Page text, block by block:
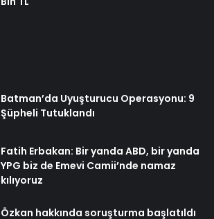
Batman’da Uyuşturucu Operasyonu: 9
Şüpheli Tutuklandı
Fatih Erbakan: Bir yanda ABD, bir yanda
YPG biz de Emevi Camii’nde namaz
kılıyoruz
Özkan hakkında soruşturma başlatıldı